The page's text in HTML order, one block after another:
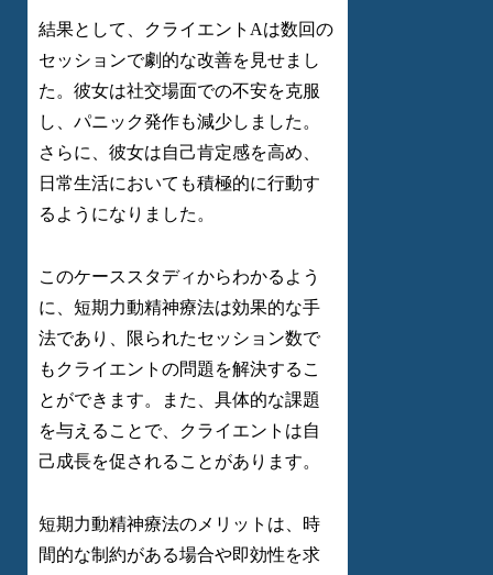
結果として、クライエントAは数回の
セッションで劇的な改善を見せまし
た。彼女は社交場面での不安を克服
し、パニック発作も減少しました。
さらに、彼女は自己肯定感を高め、
日常生活においても積極的に行動す
るようになりました。
このケーススタディからわかるよう
に、短期力動精神療法は効果的な手
法であり、限られたセッション数で
もクライエントの問題を解決するこ
とができます。また、具体的な課題
を与えることで、クライエントは自
己成長を促されることがあります。
短期力動精神療法のメリットは、時
間的な制約がある場合や即効性を求